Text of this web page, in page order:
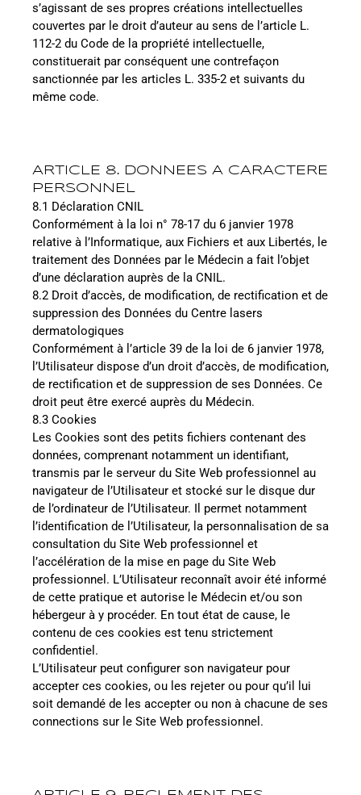
s’agissant de ses propres créations intellectuelles
couvertes par le droit d’auteur au sens de l’article L.
112-2 du Code de la propriété intellectuelle,
constituerait par conséquent une contrefaçon
sanctionnée par les articles L. 335-2 et suivants du
même code.
ARTICLE 8. DONNEES A CARACTERE
PERSONNEL
8.1 Déclaration CNIL
Conformément à la loi n° 78-17 du 6 janvier 1978
relative à l’Informatique, aux Fichiers et aux Libertés, le
traitement des Données par le Médecin a fait l’objet
d’une déclaration auprès de la CNIL.
8.2 Droit d’accès, de modification, de rectification et de
suppression des Données du Centre lasers
dermatologiques
Conformément à l’article 39 de la loi de 6 janvier 1978,
l’Utilisateur dispose d’un droit d’accès, de modification,
de rectification et de suppression de ses Données. Ce
droit peut être exercé auprès du Médecin.
8.3 Cookies
Les Cookies sont des petits fichiers contenant des
données, comprenant notamment un identifiant,
transmis par le serveur du Site Web professionnel au
navigateur de l’Utilisateur et stocké sur le disque dur
de l’ordinateur de l’Utilisateur. Il permet notamment
l’identification de l’Utilisateur, la personnalisation de sa
consultation du Site Web professionnel et
l’accélération de la mise en page du Site Web
professionnel. L’Utilisateur reconnaît avoir été informé
de cette pratique et autorise le Médecin et/ou son
hébergeur à y procéder. En tout état de cause, le
contenu de ces cookies est tenu strictement
confidentiel.
L’Utilisateur peut configurer son navigateur pour
accepter ces cookies, ou les rejeter ou pour qu’il lui
soit demandé de les accepter ou non à chacune de ses
connections sur le Site Web professionnel.